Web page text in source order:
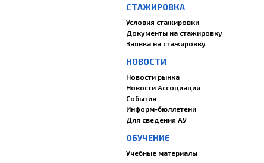
СТАЖИРОВКА
Условия стажировки
Документы на стажировку
Заявка на стажировку
НОВОСТИ
Новости рынка
Новости Ассоциации
События
Информ-бюллетени
Для сведения АУ
ОБУЧЕНИЕ
Учебные материалы